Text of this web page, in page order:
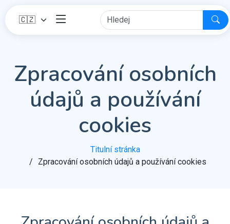
Zpracování osobních
údajů a používání
cookies
Titulní stránka
Zpracování osobních údajů a používání cookies